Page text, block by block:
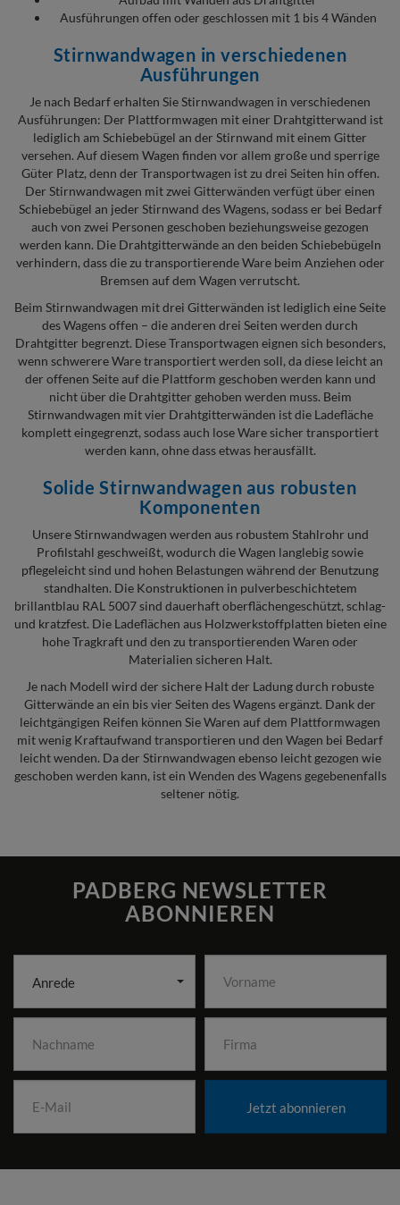
Ausführungen offen oder geschlossen mit 1 bis 4 Wänden
Stirnwandwagen in verschiedenen
Ausführungen
Je nach Bedarf erhalten Sie Stirnwandwagen in verschiedenen
Ausführungen: Der Plattformwagen mit einer Drahtgitterwand ist
lediglich am Schiebebügel an der Stirnwand mit einem Gitter
versehen. Auf diesem Wagen finden vor allem große und sperrige
Güter Platz, denn der Transportwagen ist zu drei Seiten hin offen.
Der Stirnwandwagen mit zwei Gitterwänden verfügt über einen
Schiebebügel an jeder Stirnwand des Wagens, sodass er bei Bedarf
auch von zwei Personen geschoben beziehungsweise gezogen
werden kann. Die Drahtgitterwände an den beiden Schiebebügeln
verhindern, dass die zu transportierende Ware beim Anziehen oder
Bremsen auf dem Wagen verrutscht.
Beim Stirnwandwagen mit drei Gitterwänden ist lediglich eine Seite
des Wagens offen – die anderen drei Seiten werden durch
Drahtgitter begrenzt. Diese Transportwagen eignen sich besonders,
wenn schwerere Ware transportiert werden soll, da diese leicht an
der offenen Seite auf die Plattform geschoben werden kann und
nicht über die Drahtgitter gehoben werden muss. Beim
Stirnwandwagen mit vier Drahtgitterwänden ist die Ladefläche
komplett eingegrenzt, sodass auch lose Ware sicher transportiert
werden kann, ohne dass etwas herausfällt.
Solide Stirnwandwagen aus robusten
Komponenten
Unsere Stirnwandwagen werden aus robustem Stahlrohr und
Profilstahl geschweißt, wodurch die Wagen langlebig sowie
pflegeleicht sind und hohen Belastungen während der Benutzung
standhalten. Die Konstruktionen in pulverbeschichtetem
brillantblau RAL 5007 sind dauerhaft oberflächengeschützt, schlag-
und kratzfest. Die Ladeflächen aus Holzwerkstoffplatten bieten eine
hohe Tragkraft und den zu transportierenden Waren oder
Materialien sicheren Halt.
Je nach Modell wird der sichere Halt der Ladung durch robuste
Gitterwände an ein bis vier Seiten des Wagens ergänzt. Dank der
leichtgängigen Reifen können Sie Waren auf dem Plattformwagen
mit wenig Kraftaufwand transportieren und den Wagen bei Bedarf
leicht wenden. Da der Stirnwandwagen ebenso leicht gezogen wie
geschoben werden kann, ist ein Wenden des Wagens gegebenenfalls
seltener nötig.
PADBERG NEWSLETTER
ABONNIEREN
Anrede
Jetzt abonnieren